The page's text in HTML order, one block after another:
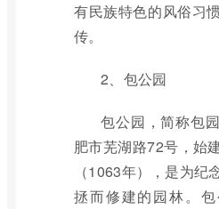
有民族特色的风俗习
传。
2、包公园
包公园，简称包
肥市芜湖路72号，始
（1063年），是为纪
拯而修建的园林。